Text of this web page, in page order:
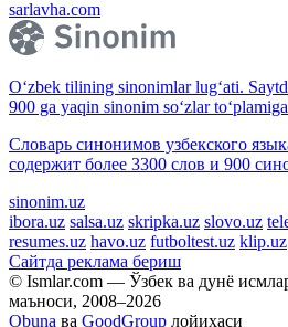
sarlavha.com
O‘zbek tilining sinonimlar lug‘ati.
900 ga yaqin sinonim so‘zlar
Словарь синонимов узбекского
содержит более 3300 слов и 900
sinonim.uz
ibora.uz salsa.uz skripka.uz slovo.uz
resumes.uz havo.uz futboltest.uz klip.uz
Сайтда реклама бериш
© Ismlar.com — Ўзбек ва дунё
маъноси, 2008–2026
Obuna ва GoodGroup лойиҳаси